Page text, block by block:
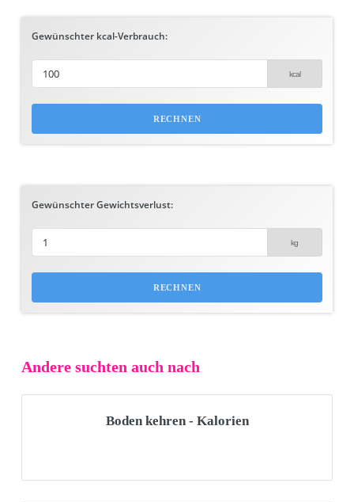
Gewünschter kcal-Verbrauch:
Gewünschter Gewichtsverlust:
Andere suchten auch nach
Boden kehren - Kalorien